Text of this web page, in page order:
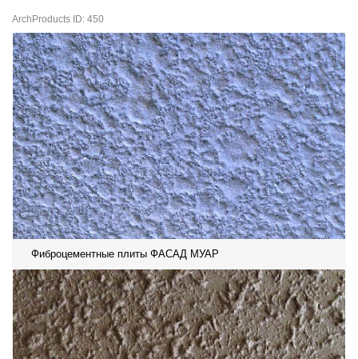
ArchProducts ID: 450
Фиброцементные плиты ФАСАД МУАР